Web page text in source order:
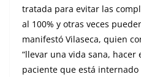
tratada para evitar las
al 100% y otras veces
manifestó Vilaseca, quien
“llevar una vida sana, hacer
paciente que está